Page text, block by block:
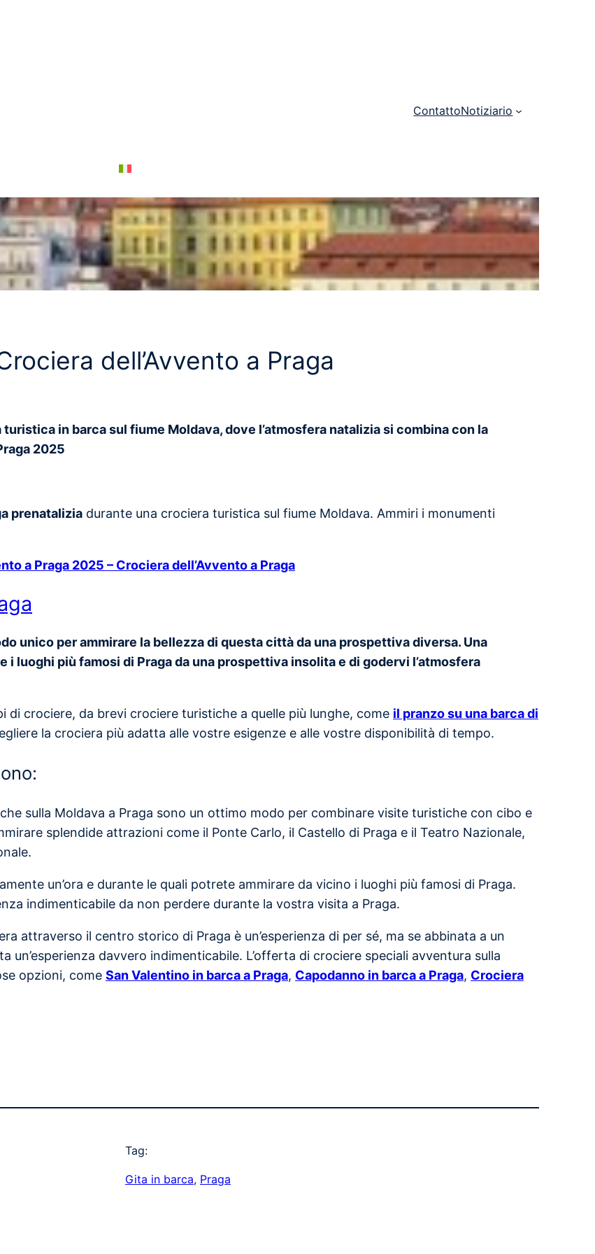
ContattoNotiziario
dell’Avvento a Praga
in barca sul fiume Moldava, dove l’atmosfera natalizia si combina con la
2025
prenatalizia durante una crociera turistica sul fiume Moldava. Ammiri i monumenti
a Praga 2025 – Crociera dell’Avvento a Praga
unico per ammirare la bellezza di questa città da una prospettiva diversa. Una
i luoghi più famosi di Praga da una prospettiva insolita e di godervi l’atmosfera
crociere, da brevi crociere turistiche a quelle più lunghe, come il pranzo su una barca di
la crociera più adatta alle vostre esigenze e alle vostre disponibilità di tempo.
sulla Moldava a Praga sono un ottimo modo per combinare visite turistiche con cibo e
splendide attrazioni come il Ponte Carlo, il Castello di Praga e il Teatro Nazionale,
un’ora e durante le quali potrete ammirare da vicino i luoghi più famosi di Praga.
indimenticabile da non perdere durante la vostra visita a Praga.
attraverso il centro storico di Praga è un’esperienza di per sé, ma se abbinata a un
davvero indimenticabile. L’offerta di crociere speciali avventura sulla
opzioni, come San Valentino in barca a Praga, Capodanno in barca a Praga, Crociera
Tag:
Gita in barca, Praga